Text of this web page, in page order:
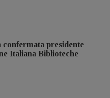
confermata presidente
Italiana Biblioteche